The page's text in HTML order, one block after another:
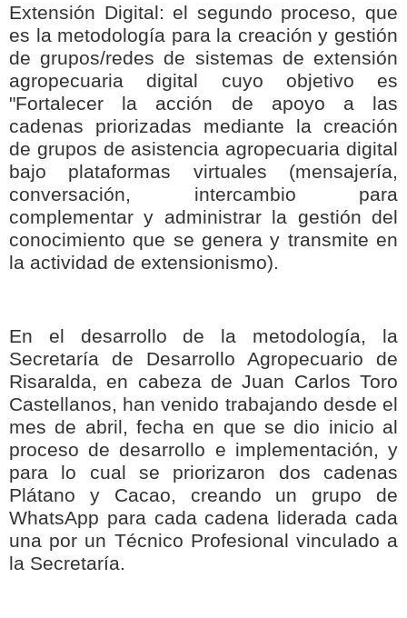
Extensión Digital: el segundo proceso, que
es la metodología para la creación y gestión
de grupos/redes de sistemas de extensión
agropecuaria digital cuyo objetivo es
"Fortalecer la acción de apoyo a las
cadenas priorizadas mediante la creación
de grupos de asistencia agropecuaria digital
bajo plataformas virtuales (mensajería,
conversación, intercambio para
complementar y administrar la gestión del
conocimiento que se genera y transmite en
la actividad de extensionismo).
En el desarrollo de la metodología, la
Secretaría de Desarrollo Agropecuario de
Risaralda, en cabeza de Juan Carlos Toro
Castellanos, han venido trabajando desde el
mes de abril, fecha en que se dio inicio al
proceso de desarrollo e implementación, y
para lo cual se priorizaron dos cadenas
Plátano y Cacao, creando un grupo de
WhatsApp para cada cadena liderada cada
una por un Técnico Profesional vinculado a
la Secretaría.